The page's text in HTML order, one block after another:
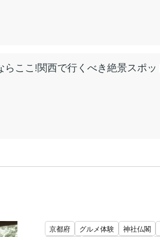
らここ!関西で行くべき絶景スポッ
京都府 グルメ体験 神社仏閣